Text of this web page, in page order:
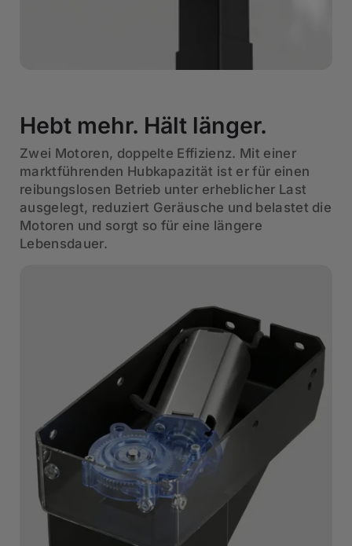
Hebt mehr. Hält länger.
Zwei Motoren, doppelte Effizienz. Mit einer
marktführenden Hubkapazität ist er für einen
reibungslosen Betrieb unter erheblicher Last
ausgelegt, reduziert Geräusche und belastet die
Motoren und sorgt so für eine längere
Lebensdauer.